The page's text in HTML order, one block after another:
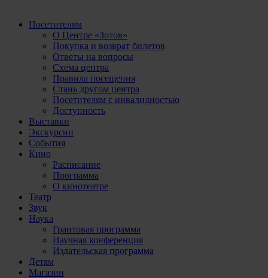
Посетителям
О Центре «Зотов»
Покупка и возврат билетов
Ответы на вопросы
Схема центра
Правила посещения
Стань другом центра
Посетителям с инвалидностью
Доступность
Выставки
Экскурсии
События
Кино
Расписание
Программа
О кинотеатре
Театр
Звук
Наука
Грантовая программа
Научная конференция
Издательская программа
Детям
Магазин